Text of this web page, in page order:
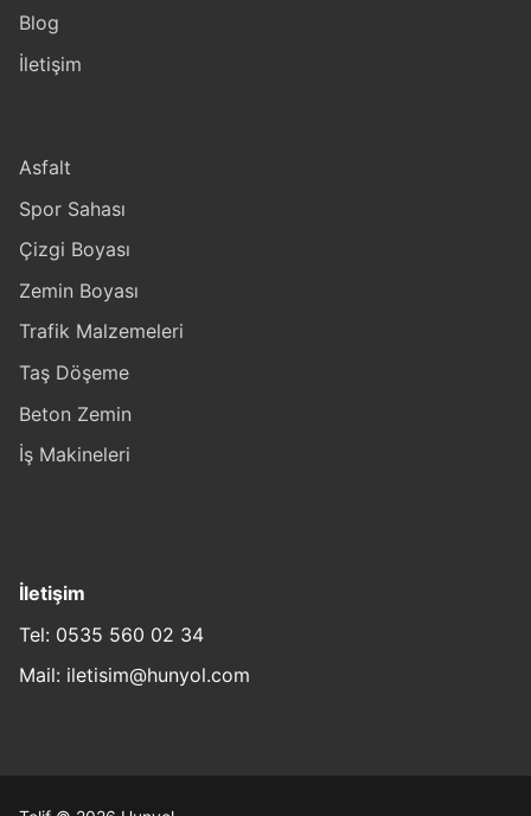
Blog
İletişim
Asfalt
Spor Sahası
Çizgi Boyası
Zemin Boyası
Trafik Malzemeleri
Taş Döşeme
Beton Zemin
İş Makineleri
İletişim
Tel: 0535 560 02 34
Mail: iletisim@hunyol.com